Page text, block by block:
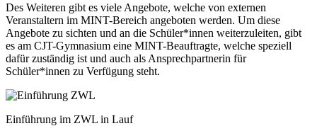
Des Weiteren gibt es viele Angebote, welche von externen
Veranstaltern im MINT-Bereich angeboten werden. Um diese
Angebote zu sichten und an die Schüler*innen weiterzuleiten, gibt
es am CJT-Gymnasium eine MINT-Beauftragte, welche speziell
dafür zuständig ist und auch als Ansprechpartnerin für
Schüler*innen zu Verfügung steht.
Einführung im ZWL in Lauf